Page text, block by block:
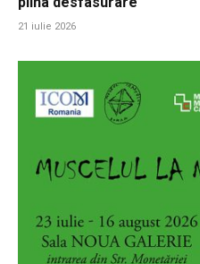
21 iulie 2026